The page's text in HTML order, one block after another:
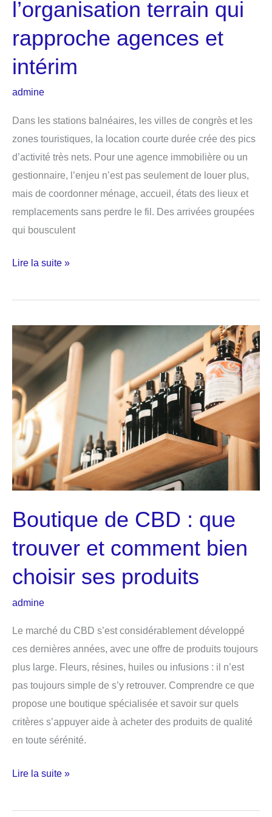
l’organisation terrain qui
rapproche agences et
intérim
admine
Dans les stations balnéaires, les villes de congrès et les
zones touristiques, la location courte durée crée des pics
d’activité très nets. Pour une agence immobilière ou un
gestionnaire, l’enjeu n’est pas seulement de louer plus,
mais de coordonner ménage, accueil, états des lieux et
remplacements sans perdre le fil. Des arrivées groupées
qui bousculent
Location
l’organisation
qui
rapproche
agences
et
intérim
Lire la suite »
Boutique de CBD : que
trouver et comment bien
choisir ses produits
admine
Le marché du CBD s’est considérablement développé
ces dernières années, avec une offre de produits toujours
plus large. Fleurs, résines, huiles ou infusions : il n’est
pas toujours simple de s’y retrouver. Comprendre ce que
propose une boutique spécialisée et savoir sur quels
critères s’appuyer aide à acheter des produits de qualité
en toute sérénité.
Boutique
CBD
Lire la suite »